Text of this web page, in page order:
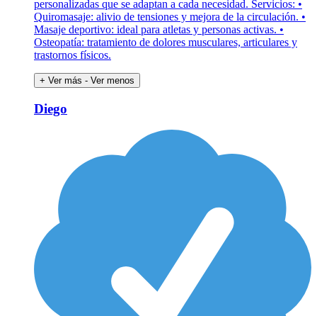
personalizadas que se adaptan a cada necesidad. Servicios: •
Quiromasaje: alivio de tensiones y mejora de la circulación. •
Masaje deportivo: ideal para atletas y personas activas. •
Osteopatía: tratamiento de dolores musculares, articulares y
trastornos físicos.
+ Ver más - Ver menos
Diego